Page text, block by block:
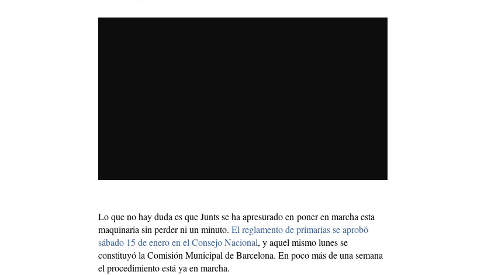
Lo que no hay duda es que Junts se ha apresurado en poner en marcha esta
maquinaria sin perder ni un minuto. El reglamento de primarias se aprobó
sábado 15 de enero en el Consejo Nacional, y aquel mismo lunes se
constituyó la Comisión Municipal de Barcelona. En poco más de una semana
el procedimiento está ya en marcha.